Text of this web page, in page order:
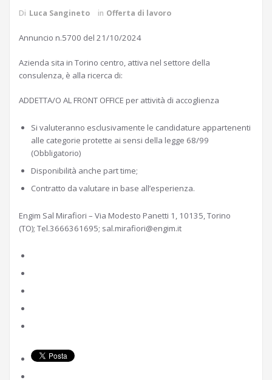
Di Luca Sangineto in Offerta di lavoro
Annuncio n.5700 del 21/10/2024
Azienda sita in Torino centro, attiva nel settore della
consulenza, è alla ricerca di:
ADDETTA/O AL FRONT OFFICE per attività di accoglienza
Si valuteranno esclusivamente le candidature appartenenti
alle categorie protette ai sensi della legge 68/99
(Obbligatorio)
Disponibilità anche part time;
Contratto da valutare in base all’esperienza.
Engim Sal Mirafiori – Via Modesto Panetti 1, 10135, Torino
(TO); Tel.3666361695; sal.mirafiori@engim.it